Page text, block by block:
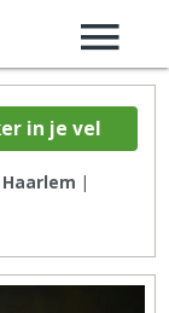
in je vel
|